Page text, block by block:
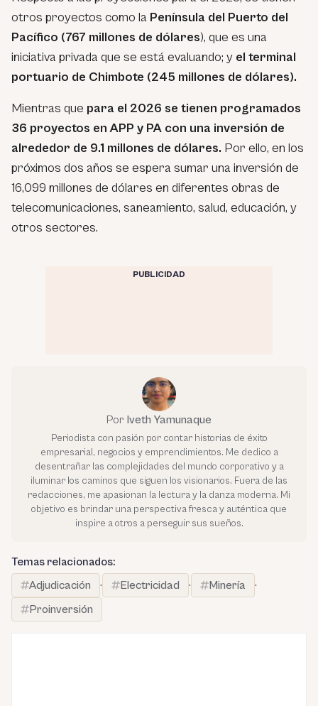
otros proyectos como la Península del Puerto del
Pacífico (767 millones de dólares), que es una
iniciativa privada que se está evaluando; y el terminal
portuario de Chimbote (245 millones de dólares).
Mientras que para el 2026 se tienen programados
36 proyectos en APP y PA con una inversión de
alrededor de 9.1 millones de dólares. Por ello, en los
próximos dos años se espera sumar una inversión de
16,099 millones de dólares en diferentes obras de
telecomunicaciones, saneamiento, salud, educación, y
otros sectores.
PUBLICIDAD
Por Iveth Yamunaque
Periodista con pasión por contar historias de éxito
empresarial, negocios y emprendimientos. Me dedico a
desentrañar las complejidades del mundo corporativo y a
iluminar los caminos que siguen los visionarios. Fuera de las
redacciones, me apasionan la lectura y la danza moderna. Mi
objetivo es brindar una perspectiva fresca y auténtica que
inspire a otros a perseguir sus sueños.
Temas relacionados:
Adjudicación
· Electricidad · Minería
·
Proinversión